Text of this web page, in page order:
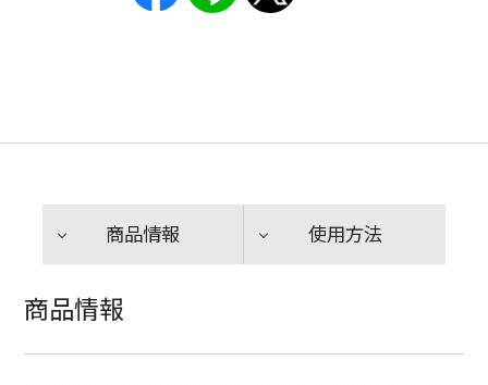
商品情報 使用方法
商品情報